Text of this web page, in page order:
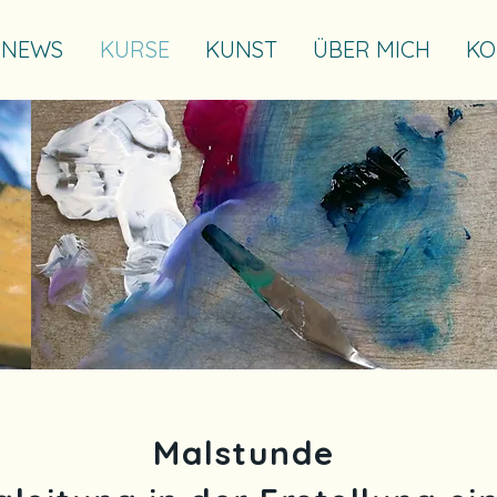
NEWS KURSE KUNST ÜBER MICH
Malstunde